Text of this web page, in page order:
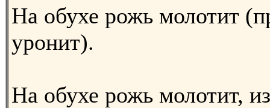
На обухе рожь молотит
уронит).
На обухе рожь молотит,